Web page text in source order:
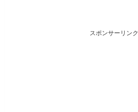
スポンサーリンク